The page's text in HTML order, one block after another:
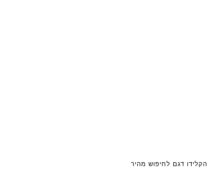
הקלידו דגם לחיפוש מהיר